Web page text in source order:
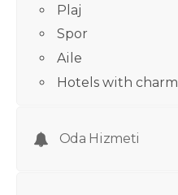
Plaj
Spor
Aile
Hotels with charm
Oda Hizmeti